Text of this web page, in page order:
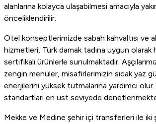
alanlarına kolayca ulaşabilmesi amacıyla
önceliklendirilir.
Otel konseptlerimizde sabah kahvaltısı ve
hizmetleri, Türk damak tadına uygun olarak
sertifikalı ürünlerle sunulmaktadır.
zengin menüler, misafirlerimizin sıcak yaz
enerjilerini yüksek tutmalarına yardımcı
standartları en üst seviyede
Mekke ve Medine şehir içi transferleri ile iki